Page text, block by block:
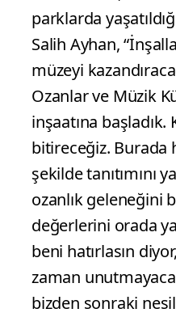
parklarda
Salih Ayhan,
müzeyi
Ozanlar ve Müzik
inşaatına başladık.
bitireceğiz. Burada
şekilde tanıtımını
ozanlık geleneğini
değerlerini orada
beni hatırlasın
zaman
bizden sonraki